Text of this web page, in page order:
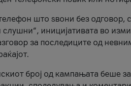
што ѕвони без
слушни“, иницијативата во
за последиците од
број од кампањата беше